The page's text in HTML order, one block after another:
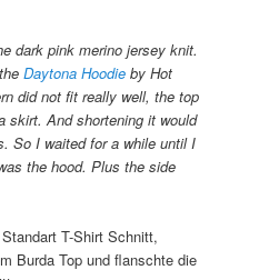
dark pink merino jersey knit.
Daytona Hoodie by Hot
did not fit really well, the top
skirt. And shortening it would
So I waited for a while until I
the hood. Plus the side
T-Shirt Schnitt,
Burda Top und flanschte die